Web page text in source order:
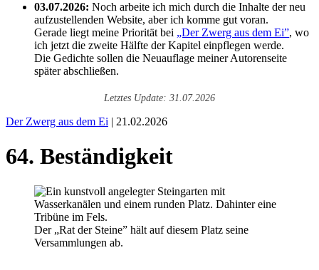
03.07.2026: Noch arbeite ich mich durch die Inhalte der neu
aufzustellenden Website, aber ich komme gut voran.
Gerade liegt meine Priorität bei „Der Zwerg aus dem Ei”, wo
ich jetzt die zweite Hälfte der Kapitel einpflegen werde.
Die Gedichte sollen die Neuauflage meiner Autorenseite
später abschließen.
Letztes Update: 31.07.2026
Der Zwerg aus dem Ei | 21.02.2026
64. Beständigkeit
Der „Rat der Steine” hält auf diesem Platz seine
Versammlungen ab.